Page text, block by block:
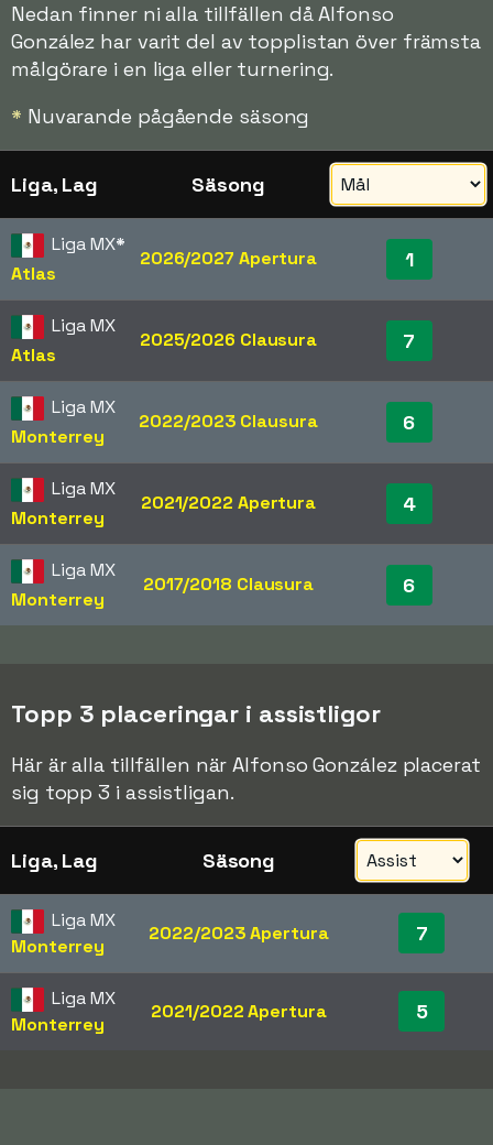
Nedan finner ni alla tillfällen då Alfonso
González har varit del av topplistan över främsta
målgörare i en liga eller turnering.
* Nuvarande pågående säsong
Liga, Lag Säsong
Liga MX*
Atlas
2026/2027 Apertura 1
Liga MX
Atlas
2025/2026 Clausura 7
Liga MX
Monterrey
2022/2023 Clausura 6
Liga MX
Monterrey
2021/2022 Apertura 4
Liga MX
Monterrey
2017/2018 Clausura 6
Topp 3 placeringar i assistligor
Här är alla tillfällen när Alfonso González placerat
sig topp 3 i assistligan.
Liga, Lag Säsong
Liga MX
Monterrey
2022/2023 Apertura 7
Liga MX
Monterrey
2021/2022 Apertura 5